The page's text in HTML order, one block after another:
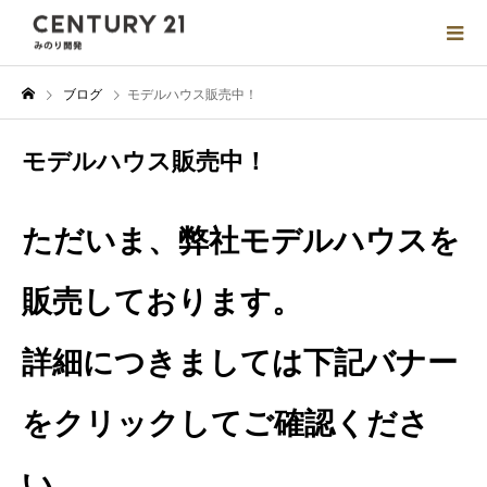
ブログ モデルハウス販売中！
モデルハウス販売中！
ただいま、弊社モデルハウスを
販売しております。
詳細につきましては下記バナー
をクリックしてご確認くださ